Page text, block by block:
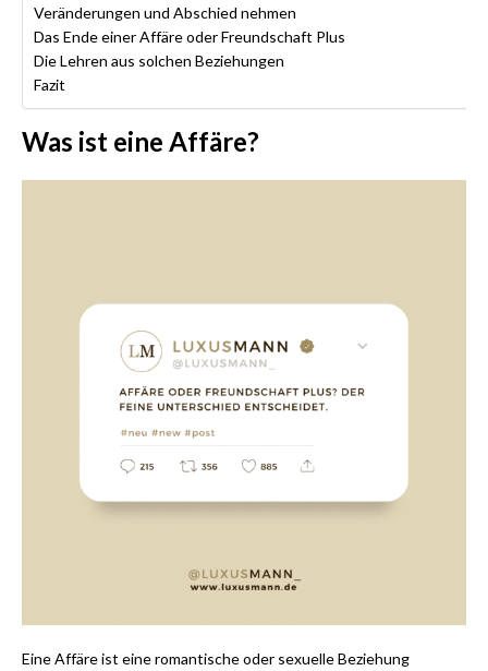
Veränderungen und Abschied nehmen
Das Ende einer Affäre oder Freundschaft Plus
Die Lehren aus solchen Beziehungen
Fazit
Was ist eine Affäre?
Eine Affäre ist eine romantische oder sexuelle Beziehung